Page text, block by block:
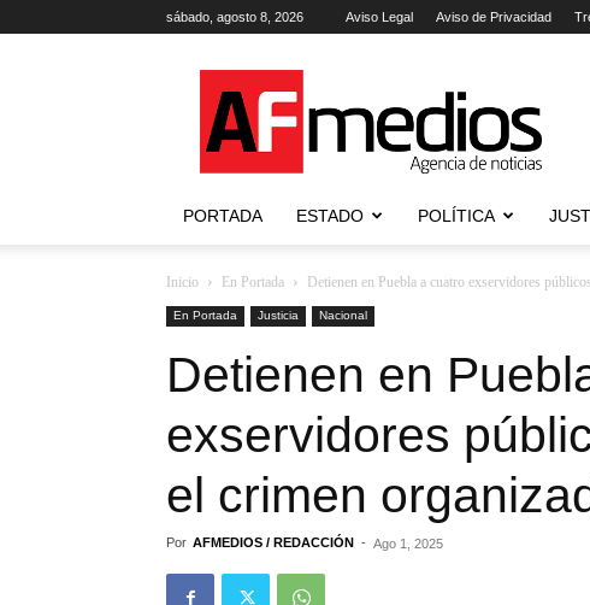
sábado, agosto 8, 2026 Aviso Legal Aviso de Privacidad
Agencia
de
Noticias
PORTADA ESTADO POLÍTICA
Inicio En Portada Detienen en Puebla a cuatro exservidores
En Portada Justicia Nacional
Detienen en
exservidores
el crimen
Por AFMEDIOS / REDACCIÓN - Ago 1, 2025